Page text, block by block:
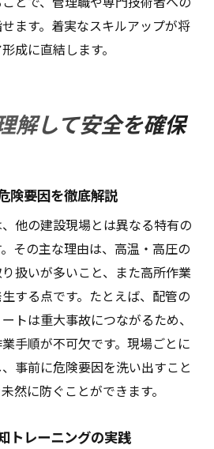
ます。着実なスキルアップが将
成に直結します。
解して安全を確保
険要因を徹底解説
他の建設現場とは異なる特有の
その主な理由は、高温・高圧の
扱いが多いこと、また高所作業
する点です。たとえば、配管の
トは重大事故につながるため、
手順が不可欠です。現場ごとに
事前に危険要因を洗い出すこと
然に防ぐことができます。
トレーニングの実践